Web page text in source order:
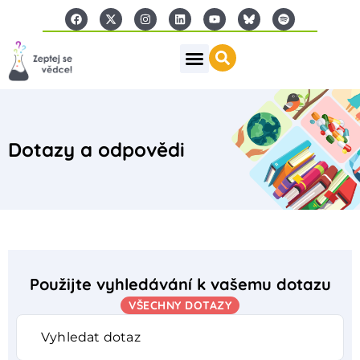
Dotazy a odpovědi
Použijte vyhledávání k vašemu dotazu
VŠECHNY DOTAZY